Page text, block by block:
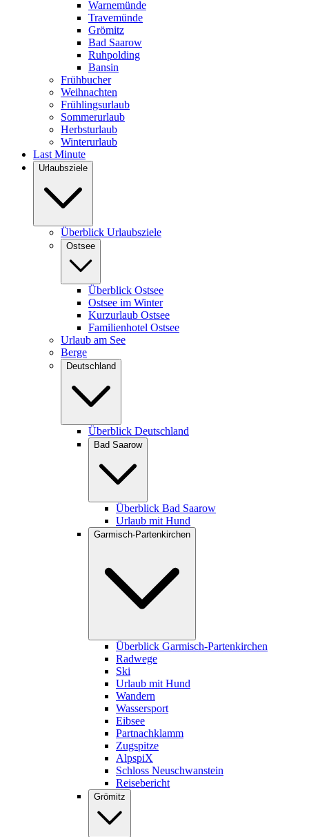
Warnemünde
Travemünde
Grömitz
Bad Saarow
Ruhpolding
Bansin
Frühbucher
Weihnachten
Frühlingsurlaub
Sommerurlaub
Herbsturlaub
Winterurlaub
Last Minute
Urlaubsziele
Überblick Urlaubsziele
Ostsee
Überblick Ostsee
Ostsee im Winter
Kurzurlaub Ostsee
Familienhotel Ostsee
Urlaub am See
Berge
Deutschland
Überblick Deutschland
Bad Saarow
Überblick Bad Saarow
Urlaub mit Hund
Garmisch-Partenkirchen
Überblick Garmisch-Partenkirchen
Radwege
Ski
Urlaub mit Hund
Wandern
Wassersport
Eibsee
Partnachklamm
Zugspitze
AlpspiX
Schloss Neuschwanstein
Reisebericht
Grömitz